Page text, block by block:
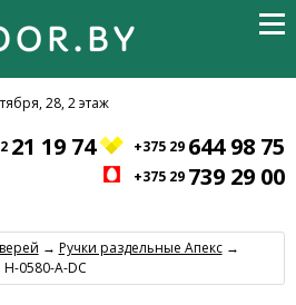
28, 2 этаж
21 19 74 +375 29 644 98 75
+375 29 739 29 00
→ Ручки раздельные Апекс→
0580-A-DC